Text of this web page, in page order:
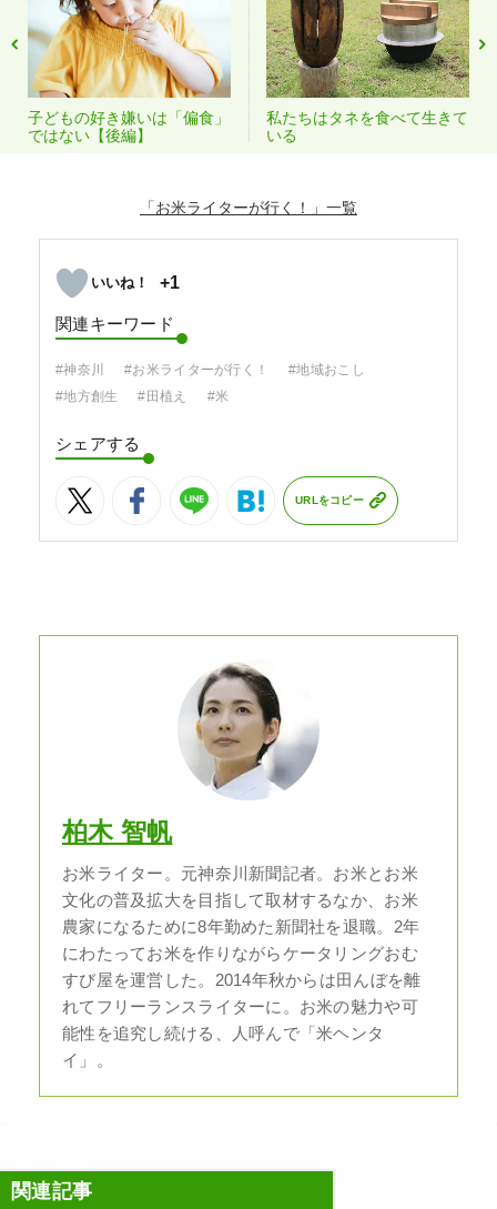
子どもの好き嫌いは「偏食」
ではない【後編】
私たちはタネを食べて生きて
いる
「お米ライターが行く！」
+1
関連キーワード
#神奈川 #お米ライターが行く！
#地域おこし
#地方創生
#田植え #米
シェアする
URLをコピー
柏木 智帆
お米ライター。元神奈川新聞記者。お米とお米
文化の普及拡大を目指して取材するなか、お米
農家になるために8年勤めた新聞社を退職。2年
にわたってお米を作りながらケータリングおむ
すび屋を運営した。2014年秋からは田んぼを離
れてフリーランスライターに。お米の魅力や可
能性を追究し続ける、人呼んで「米ヘンタ
イ」。
関連記事